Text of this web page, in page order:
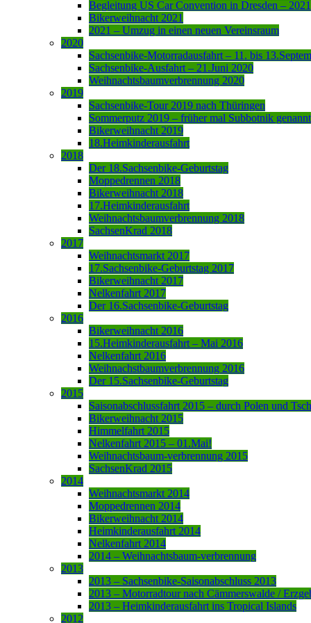
Begleitung US Car Convention in Dresden – 2021
Bikerweihnacht 2021
2021 – Umzug in einen neuen Vereinsraum
2020
Sachsenbike-Motorradausfahrt – 11. bis
Sachsenbike-Ausfahrt – 21.Juni 2020
Weihnachtsbaumverbrennung 2020
2019
Sachsenbike-Tour 2019 nach Thüringen
Sommerputz 2019 – früher mal Subbotnik genannt
Bikerweihnacht 2019
18.Heimkinderausfahrt
2018
Der 18.Sachsenbike-Geburtstag
Moppedrennen 2018
Bikerweihnacht 2018
17.Heimkinderausfahrt
Weihnachtsbaumverbrennung 2018
SachsenKrad 2018
2017
Weihnachtsmarkt 2017
17.Sachsenbike-Geburtstag 2017
Bikerweihnacht 2017
Nelkenfahrt 2017
Der 16.Sachsenbike-Geburtstag
2016
Bikerweihnacht 2016
15.Heimkinderausfahrt – Mai 2016
Nelkenfahrt 2016
Weihnachstbaumverbrennung 2016
Der 15.Sachsenbike-Geburtstag
2015
Saisonabschlussfahrt 2015 – durch Polen und
Bikerweihnacht 2015
Himmelfahrt 2015
Nelkenfahrt 2015 – 01.Mai!
Weihnachtsbaum-verbrennung 2015
SachsenKrad 2015
2014
Weihnachtsmarkt 2014
Moppedrennen 2014
Bikerweihnacht 2014
Heimkinderausfahrt 2014
Nelkenfahrt 2014
2014 – Weihnachtsbaum-verbrennung
2013
2013 – Sachsenbike-Saisonabschluss 2013
2013 – Motorradtour nach Cämmerswalde /
2013 – Heimkinderausfahrt ins Tropical Islands
2012